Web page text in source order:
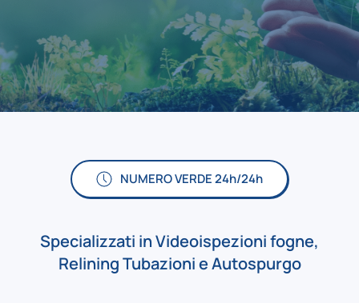
NUMERO VERDE 24h/24h
Specializzati inVideoispezioni fogne,
Relining TubazionieAutospurgo